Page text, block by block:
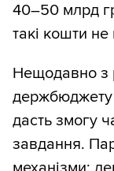
40–50 млрд
такі кошти не
Нещодавно з
держбюджету
дасть змогу
завдання.